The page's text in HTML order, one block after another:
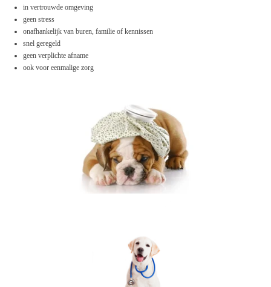
in vertrouwde omgeving
geen stress
onafhankelijk van buren, familie of kennissen
snel geregeld
geen verplichte afname
ook voor eenmalige zorg